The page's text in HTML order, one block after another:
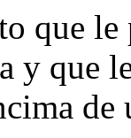
que
que
de